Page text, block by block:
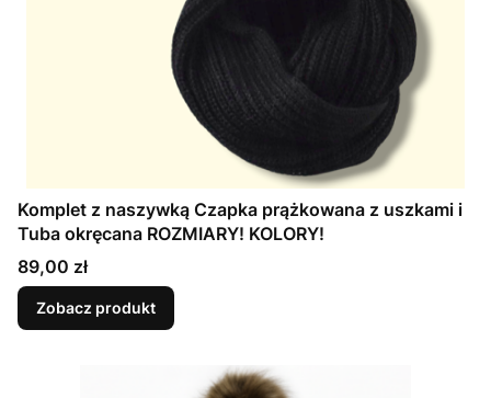
Komplet z naszywką Czapka prążkowana z uszkami i
Tuba okręcana ROZMIARY! KOLORY!
Cena
89,00 zł
Zobacz produkt